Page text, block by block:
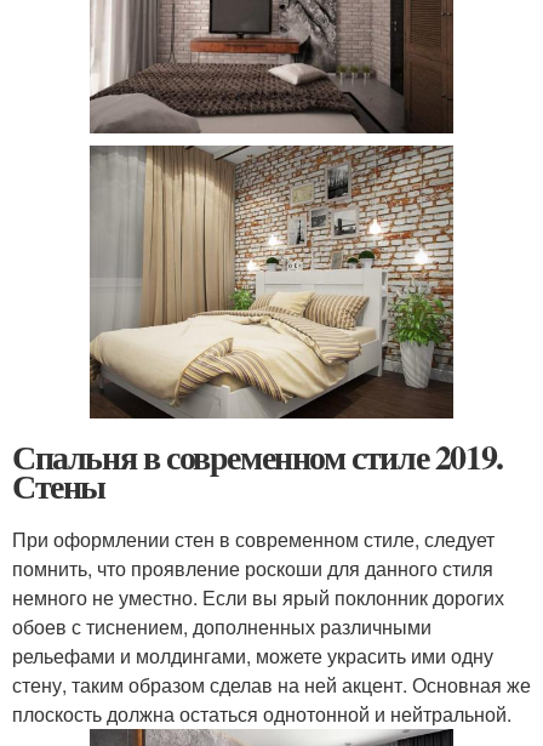
Спальня в современном стиле 2019.
Стены
При оформлении стен в современном стиле, следует
помнить, что проявление роскоши для данного стиля
немного не уместно. Если вы ярый поклонник дорогих
обоев с тиснением, дополненных различными
рельефами и молдингами, можете украсить ими одну
стену, таким образом сделав на ней акцент. Основная же
плоскость должна остаться однотонной и нейтральной.